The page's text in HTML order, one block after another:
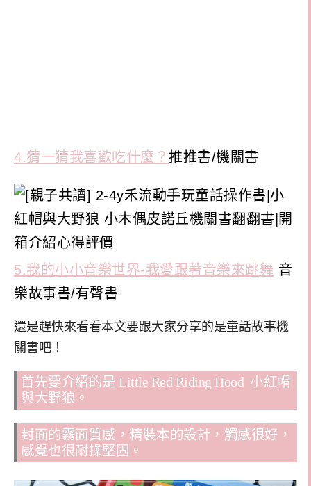
4.猜一猜我喜歡吃什麼？ 推推書/機關書
5.我的小小音樂世界-我愛跟著音樂來跳舞 音
樂故事書/有聲書
還是趕快來看看本文要跟大家分享的是童話故事機
關書吧！
首先要介紹的是 Little Red Riding Hood 小紅帽
與大野狼。
封面的霧面質感，精裝本的設計，觸感很好，
感覺也很耐操堅固。